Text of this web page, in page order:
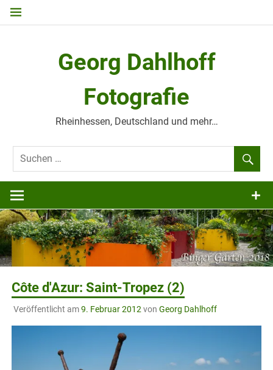
Zum
Georg Dahlhoff
Fotografie
Rheinhessen, Deutschland und mehr…
Côte d'Azur: Saint-Tropez (2)
Veröffentlicht am9. Februar 2012 von Georg Dahlhoff